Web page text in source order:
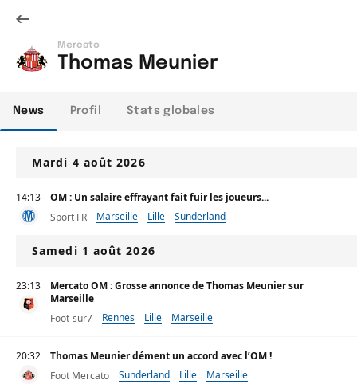
Mercato
Thomas Meunier
News Profil Stats globales
Mardi 4 août 2026
14:13
OM : Un salaire effrayant fait fuir les joueurs...
Sport FR
Marseille Lille Sunderland
Samedi 1 août 2026
23:13
Mercato OM : Grosse annonce de Thomas Meunier sur
Marseille
Foot-sur7
Rennes Lille Marseille
20:32
Thomas Meunier dément un accord avec l’OM !
Foot Mercato
Sunderland Lille Marseille